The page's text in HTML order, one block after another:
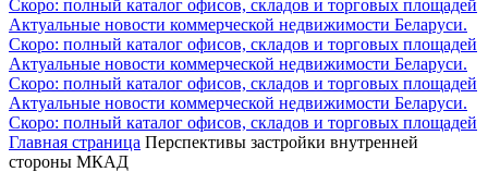
Скоро: полный каталог офисов, складов и торговых площадей
Актуальные новости коммерческой недвижимости Беларуси.
Скоро: полный каталог офисов, складов и торговых площадей
Актуальные новости коммерческой недвижимости Беларуси.
Скоро: полный каталог офисов, складов и торговых площадей
Актуальные новости коммерческой недвижимости Беларуси.
Скоро: полный каталог офисов, складов и торговых площадей
Главная страница Перспективы застройки внутренней
стороны МКАД